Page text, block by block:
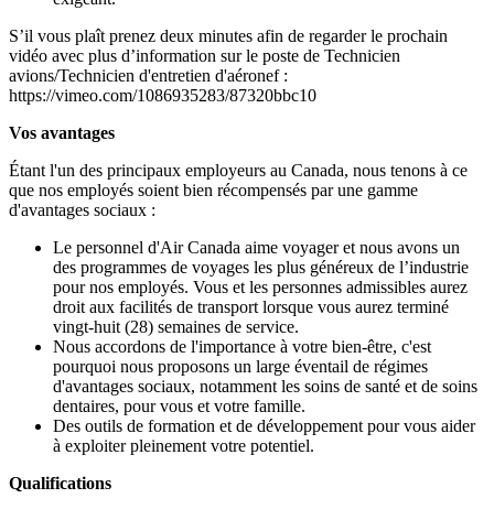
S’il vous plaît prenez deux minutes afin de regarder le prochain
vidéo avec plus d’information sur le poste de Technicien
avions/Technicien d'entretien d'aéronef :
https://vimeo.com/1086935283/87320bbc10
Vos avantages
Étant l'un des principaux employeurs au Canada, nous tenons à ce
que nos employés soient bien récompensés par une gamme
d'avantages sociaux :
Le personnel d'Air Canada aime voyager et nous avons un
des programmes de voyages les plus généreux de l’industrie
pour nos employés. Vous et les personnes admissibles aurez
droit aux facilités de transport lorsque vous aurez terminé
vingt-huit (28) semaines de service.
Nous accordons de l'importance à votre bien-être, c'est
pourquoi nous proposons un large éventail de régimes
d'avantages sociaux, notamment les soins de santé et de soins
dentaires, pour vous et votre famille.
Des outils de formation et de développement pour vous aider
à exploiter pleinement votre potentiel.
Qualifications